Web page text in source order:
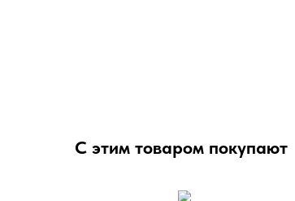
С этим товаром покупают